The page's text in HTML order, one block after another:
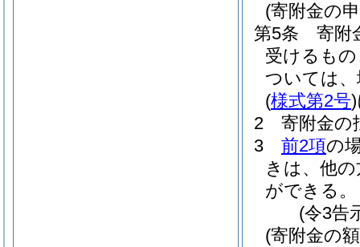
(寄附金の
第5条
寄附
受けるも
ついては
(様式第2号)
2
寄附金の
3
前2項の
きは、他
ができる。
(令3告
(寄附金の